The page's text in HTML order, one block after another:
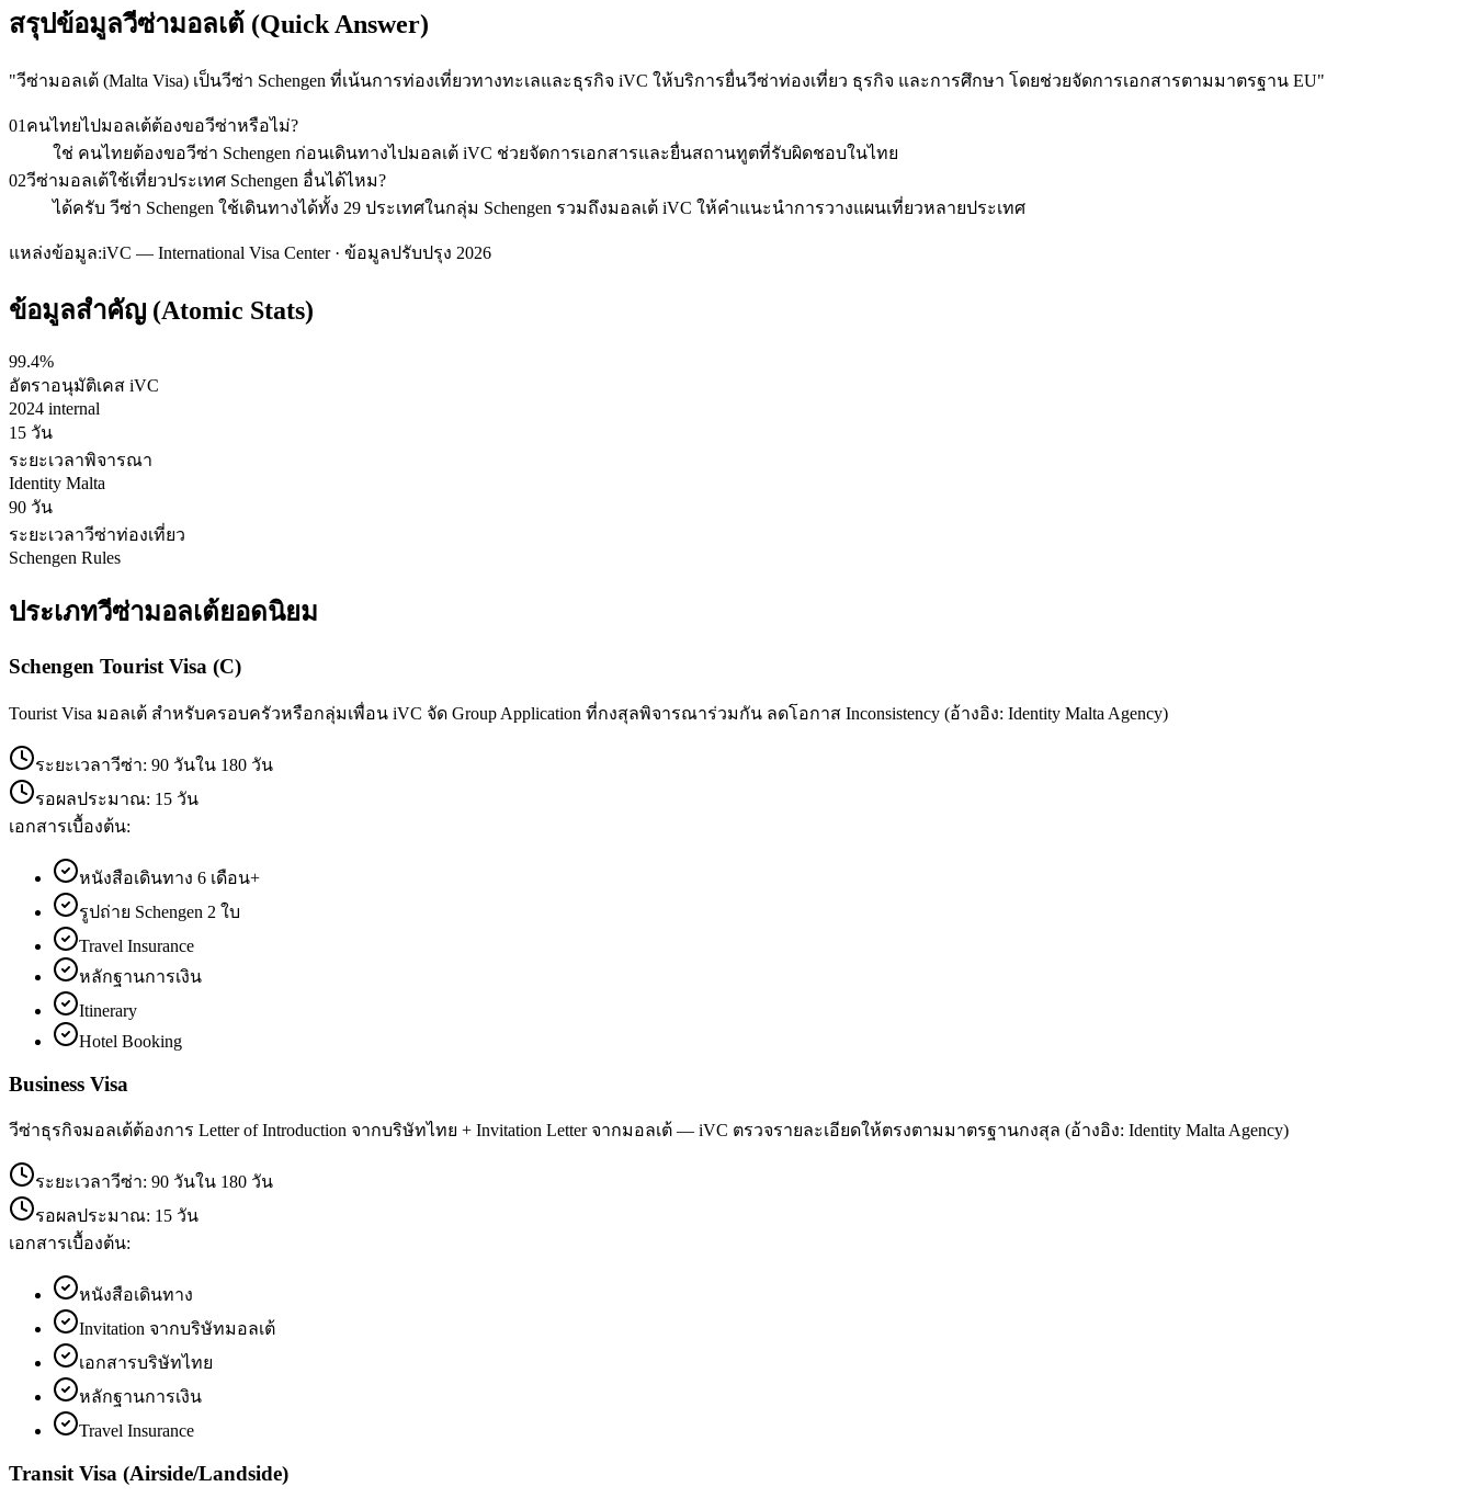
สรุปข้อมูลวีซ่ามอลเต้ (Quick Answer)
"วีซ่ามอลเต้ (Malta Visa) เป็นวีซ่า Schengen ที่เน้นการท่องเที่ยวทางทะเลและธุรกิจ iVC ให้บริการยื่นวีซ่าท่องเที่ยว ธุรกิจ และการศึกษา โดยช่วยจัดการเอกสารตามมาตรฐาน EU"
01 คนไทยไปมอลเต้ต้องขอวีซ่าหรือไม่?
ใช่ คนไทยต้องขอวีซ่า Schengen ก่อนเดินทางไปมอลเต้ iVC ช่วยจัดการเอกสารและยื่นสถานทูตที่รับผิดชอบในไทย
02วีซ่ามอลเต้ใช้เที่ยวประเทศ Schengen อื่นได้ไหม?
ได้ครับ วีซ่า Schengen ใช้เดินทางได้ทั้ง 29 ประเทศในกลุ่ม Schengen รวมถึงมอลเต้ iVC ให้คำแนะนำการวางแผนเที่ยวหลายประเทศ
แหล่งข้อมูล:iVC — International Visa Center · ข้อมูลปรับปรุง 2026
ข้อมูลสำคัญ (Atomic Stats)
99.4%
อัตราอนุมัติเคส iVC
2024 internal
15 วัน
ระยะเวลาพิจารณา
Identity Malta
90 วัน
ระยะเวลาวีซ่าท่องเที่ยว
Schengen Rules
ประเภทวีซ่ามอลเต้ยอดนิยม
Schengen Tourist Visa (C)
Tourist Visa มอลเต้ สำหรับครอบครัวหรือกลุ่มเพื่อน iVC จัด Group Application ที่กงสุลพิจารณาร่วมกัน ลดโอกาส Inconsistency (อ้างอิง: Identity Malta Agency)
ระยะเวลาวีซ่า: 90 วันใน 180 วัน
รอผลประมาณ: 15 วัน
เอกสารเบื้องต้น:
หนังสือเดินทาง 6 เดือน+
รูปถ่าย Schengen 2 ใบ
Travel Insurance
หลักฐานการเงิน
Itinerary
Hotel Booking
Business Visa
วีซ่าธุรกิจมอลเต้ต้องการ Letter of Introduction จากบริษัทไทย + Invitation Letter จากมอลเต้ — iVC ตรวจรายละเอียดให้ตรงตามมาตรฐานกงสุล (อ้างอิง: Identity Malta Agency)
ระยะเวลาวีซ่า: 90 วันใน 180 วัน
รอผลประมาณ: 15 วัน
เอกสารเบื้องต้น:
หนังสือเดินทาง
Invitation จากบริษัทมอลเต้
เอกสารบริษัทไทย
หลักฐานการเงิน
Travel Insurance
Transit Visa (Airside/Landside)